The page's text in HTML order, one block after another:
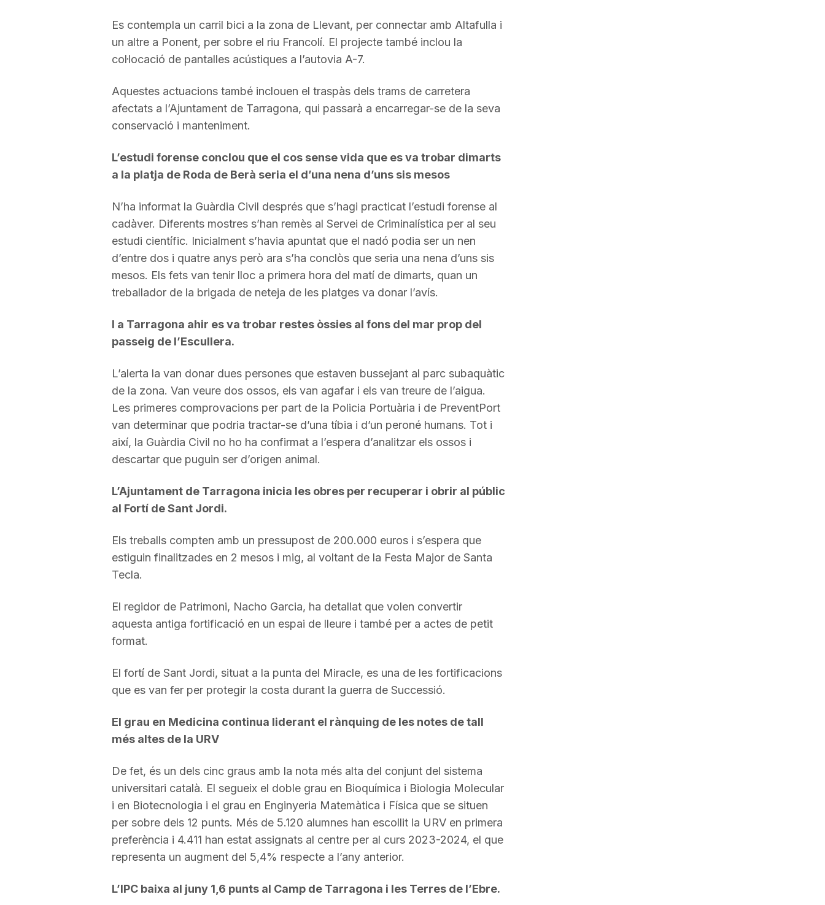
Es contempla un carril bici a la zona de Llevant, per connectar amb Altafulla i
un altre a Ponent, per sobre el riu Francolí. El projecte també inclou la
col·locació de pantalles acústiques a l’autovia A-7.
Aquestes actuacions també inclouen el traspàs dels trams de carretera
afectats a l’Ajuntament de Tarragona, qui passarà a encarregar-se de la seva
conservació i manteniment.
L’estudi forense conclou que el cos sense vida que es va trobar dimarts
a la platja de Roda de Berà seria el d’una nena d’uns sis mesos
N’ha informat la Guàrdia Civil després que s’hagi practicat l’estudi forense al
cadàver. Diferents mostres s’han remès al Servei de Criminalística per al seu
estudi científic. Inicialment s’havia apuntat que el nadó podia ser un nen
d’entre dos i quatre anys però ara s’ha conclòs que seria una nena d’uns sis
mesos. Els fets van tenir lloc a primera hora del matí de dimarts, quan un
treballador de la brigada de neteja de les platges va donar l’avís.
I a Tarragona ahir es va trobar restes òssies al fons del mar prop del
passeig de l’Escullera.
L’alerta la van donar dues persones que estaven bussejant al parc subaquàtic
de la zona. Van veure dos ossos, els van agafar i els van treure de l’aigua.
Les primeres comprovacions per part de la Policia Portuària i de PreventPort
van determinar que podria tractar-se d’una tíbia i d’un peroné humans. Tot i
així, la Guàrdia Civil no ho ha confirmat a l’espera d’analitzar els ossos i
descartar que puguin ser d’origen animal.
L’Ajuntament de Tarragona inicia les obres per recuperar i obrir al públic
al Fortí de Sant Jordi.
Els treballs compten amb un pressupost de 200.000 euros i s’espera que
estiguin finalitzades en 2 mesos i mig, al voltant de la Festa Major de Santa
Tecla.
El regidor de Patrimoni, Nacho Garcia, ha detallat que volen convertir
aquesta antiga fortificació en un espai de lleure i també per a actes de petit
format.
El fortí de Sant Jordi, situat a la punta del Miracle, es una de les fortificacions
que es van fer per protegir la costa durant la guerra de Successió.
El grau en Medicina continua liderant el rànquing de les notes de tall
més altes de la URV
De fet, és un dels cinc graus amb la nota més alta del conjunt del sistema
universitari català. El segueix el doble grau en Bioquímica i Biologia Molecular
i en Biotecnologia i el grau en Enginyeria Matemàtica i Física que se situen
per sobre dels 12 punts. Més de 5.120 alumnes han escollit la URV en primera
preferència i 4.411 han estat assignats al centre per al curs 2023-2024, el que
representa un augment del 5,4% respecte a l’any anterior.
L’IPC baixa al juny 1,6 punts al Camp de Tarragona i les Terres de l’Ebre.